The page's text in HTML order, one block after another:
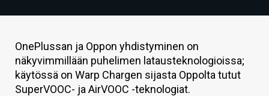
TIETOA
HINTA.FI
OnePlussan ja Oppon yhdistyminen on
näkyvimmillään puhelimen latausteknologioissa;
käytössä on Warp Chargen sijasta Oppolta tutut
SuperVOOC- ja AirVOOC -teknologiat.